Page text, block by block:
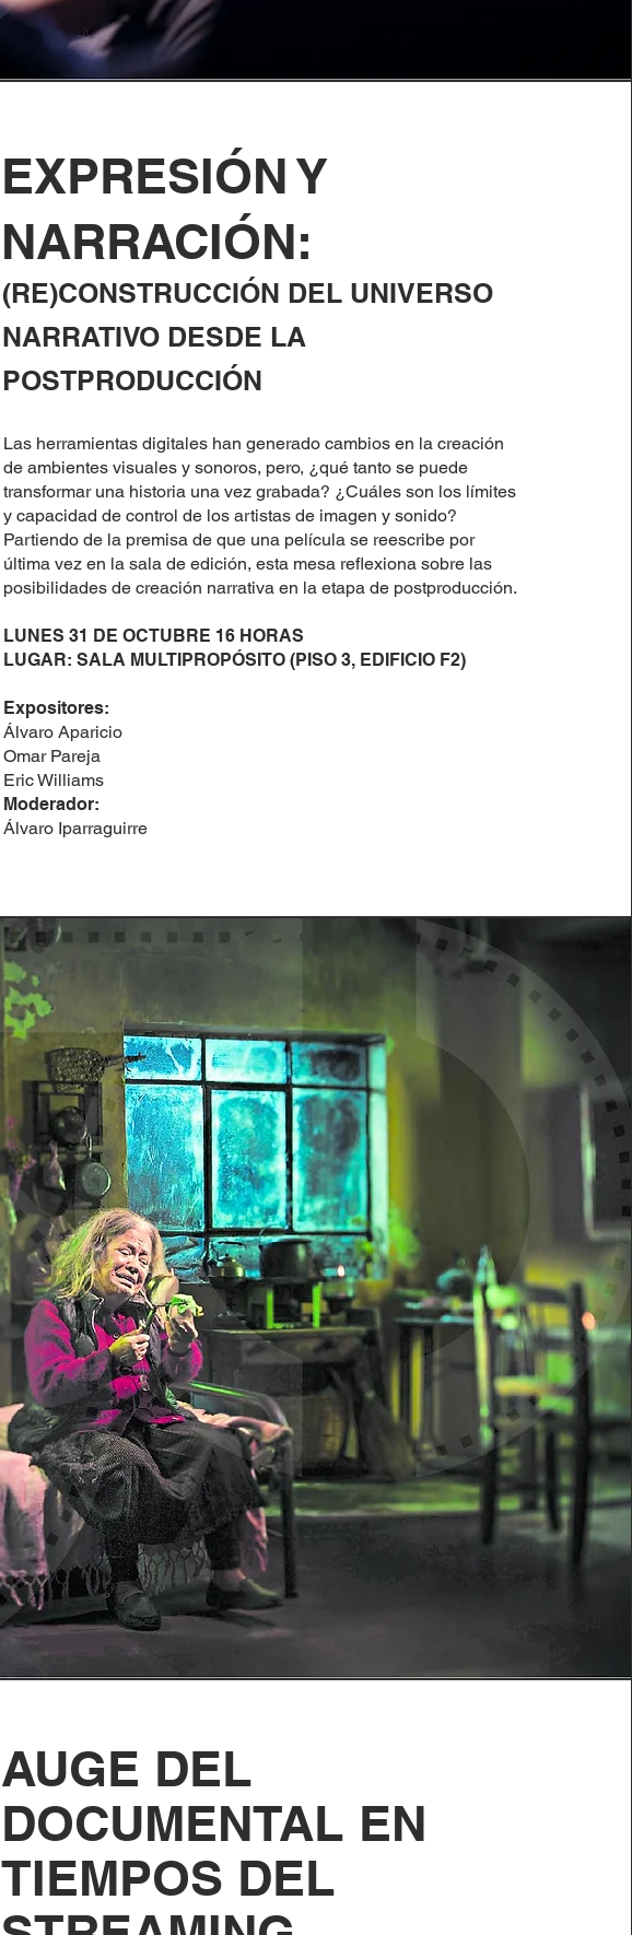
EXPRESIÓN Y
NARRACIÓN:
(RE)CONSTRUCCIÓN DEL UNIVERSO
NARRATIVO DESDE LA
POSTPRODUCCIÓN
Las herramientas digitales han generado cambios en la creación
de ambientes visuales y sonoros, pero, ¿qué tanto se puede
transformar una historia una vez grabada? ¿Cuáles son los límites
y capacidad de control de los artistas de imagen y sonido?
Partiendo de la premisa de que una película se reescribe por
última vez en la sala de edición, esta mesa reflexiona sobre las
posibilidades de creación narrativa en la etapa de postproducción.
LUNES 31 DE OCTUBRE 16 HORAS
LUGAR: SALA MULTIPROPÓSITO (PISO 3, EDIFICIO F2)
Expositores:
Álvaro Aparicio
Omar Pareja
Eric Williams
Moderador:
Álvaro Iparraguirre
AUGE DEL
DOCUMENTAL EN
TIEMPOS DEL